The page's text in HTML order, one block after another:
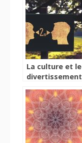
pour votre
enfant ?
La culture et le
divertissement
Coronavirus